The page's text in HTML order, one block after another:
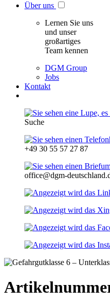
Über uns
Lernen Sie uns
und unser
großartiges
Team kennen
DGM Group
Jobs
Kontakt
Suche
+49 30 55 57 27 87
office@dgm-